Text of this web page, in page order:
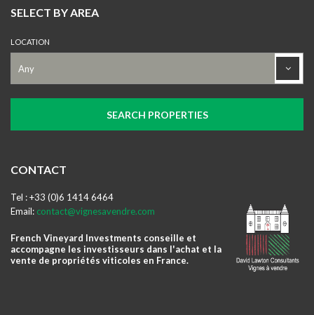
SELECT BY AREA
LOCATION
CONTACT
Tel : +33 (0)6 1414 6464
Email: contact@vignesavendre.com
French Vineyard Investments conseille et
accompagne les investisseurs dans l'achat et la
vente de propriétés viticoles en France.